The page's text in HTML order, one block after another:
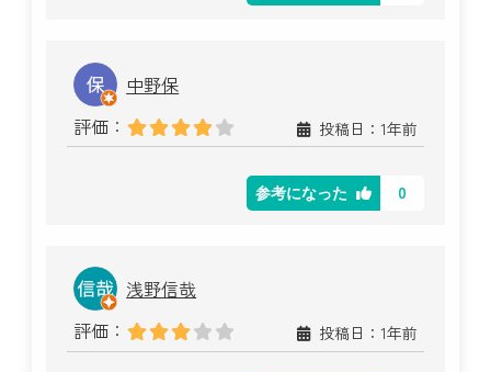
中野保
評価：
投稿日：1年前
参考になった 0
浅野信哉
評価：
投稿日：1年前